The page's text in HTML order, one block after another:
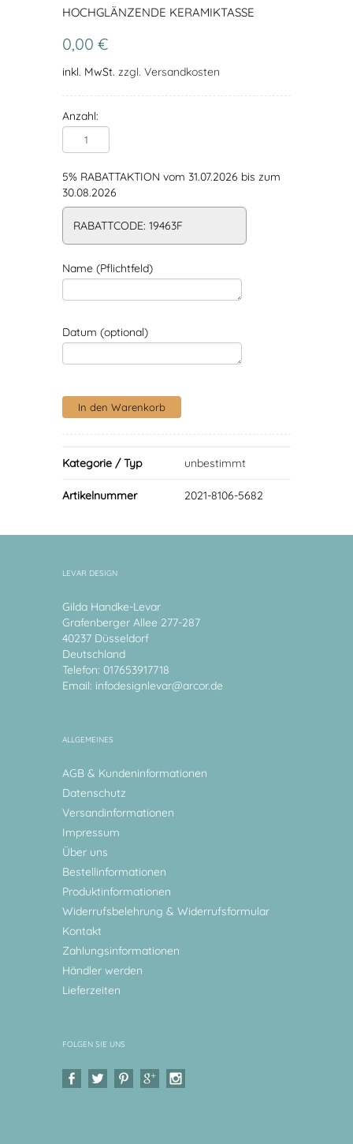
HOCHGLÄNZENDE KERAMIKTASSE
0,00 €
inkl. MwSt. zzgl. Versandkosten
Anzahl:
5% RABATTAKTION vom 31.07.2026 bis zum
30.08.2026
RABATTCODE: 19463F
Name (Pflichtfeld)
Datum (optional)
Kategorie / Typ unbestimmt
Artikelnummer 2021-8106-5682
LEVAR DESIGN
Gilda Handke-Levar
Grafenberger Allee 277-287
40237 Düsseldorf
Deutschland
Telefon: 017653917718
Email: infodesignlevar@arcor.de
ALLGEMEINES
AGB & Kundeninformationen
Datenschutz
Versandinformationen
Impressum
Über uns
Bestellinformationen
Produktinformationen
Widerrufsbelehrung & Widerrufsformular
Kontakt
Zahlungsinformationen
Händler werden
Lieferzeiten
FOLGEN SIE UNS